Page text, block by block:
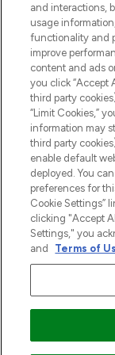
Do
Betaal veilig
and interactions,
usage
functionality and
improve
content and ads
you click “Accept
third party
“Limit Cookies,”
information may
third party
enable default
deployed. You
preferences for
Cookie Settings”
clicking "Accept
Settings," you
and
Terms of